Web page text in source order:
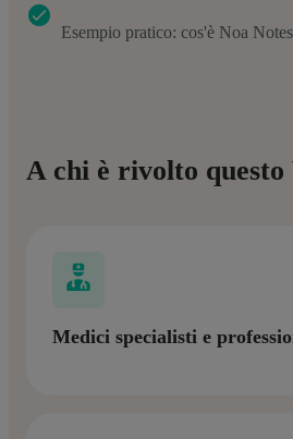
Esempio pratico: cos'è Noa
A chi è rivolto
Medici specialisti e